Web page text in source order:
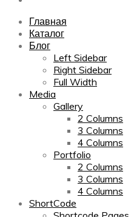
Главная
Каталог
Блог
Left Sidebar
Right Sidebar
Full Width
Media
Gallery
2 Columns
3 Columns
4 Columns
Portfolio
2 Columns
3 Columns
4 Columns
ShortCode